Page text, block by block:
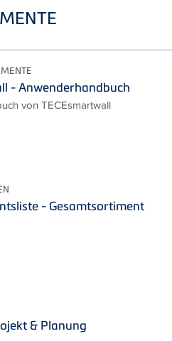
- Anwenderhandbuch
von TECEsmartwall
- Gesamtsortiment
& Planung